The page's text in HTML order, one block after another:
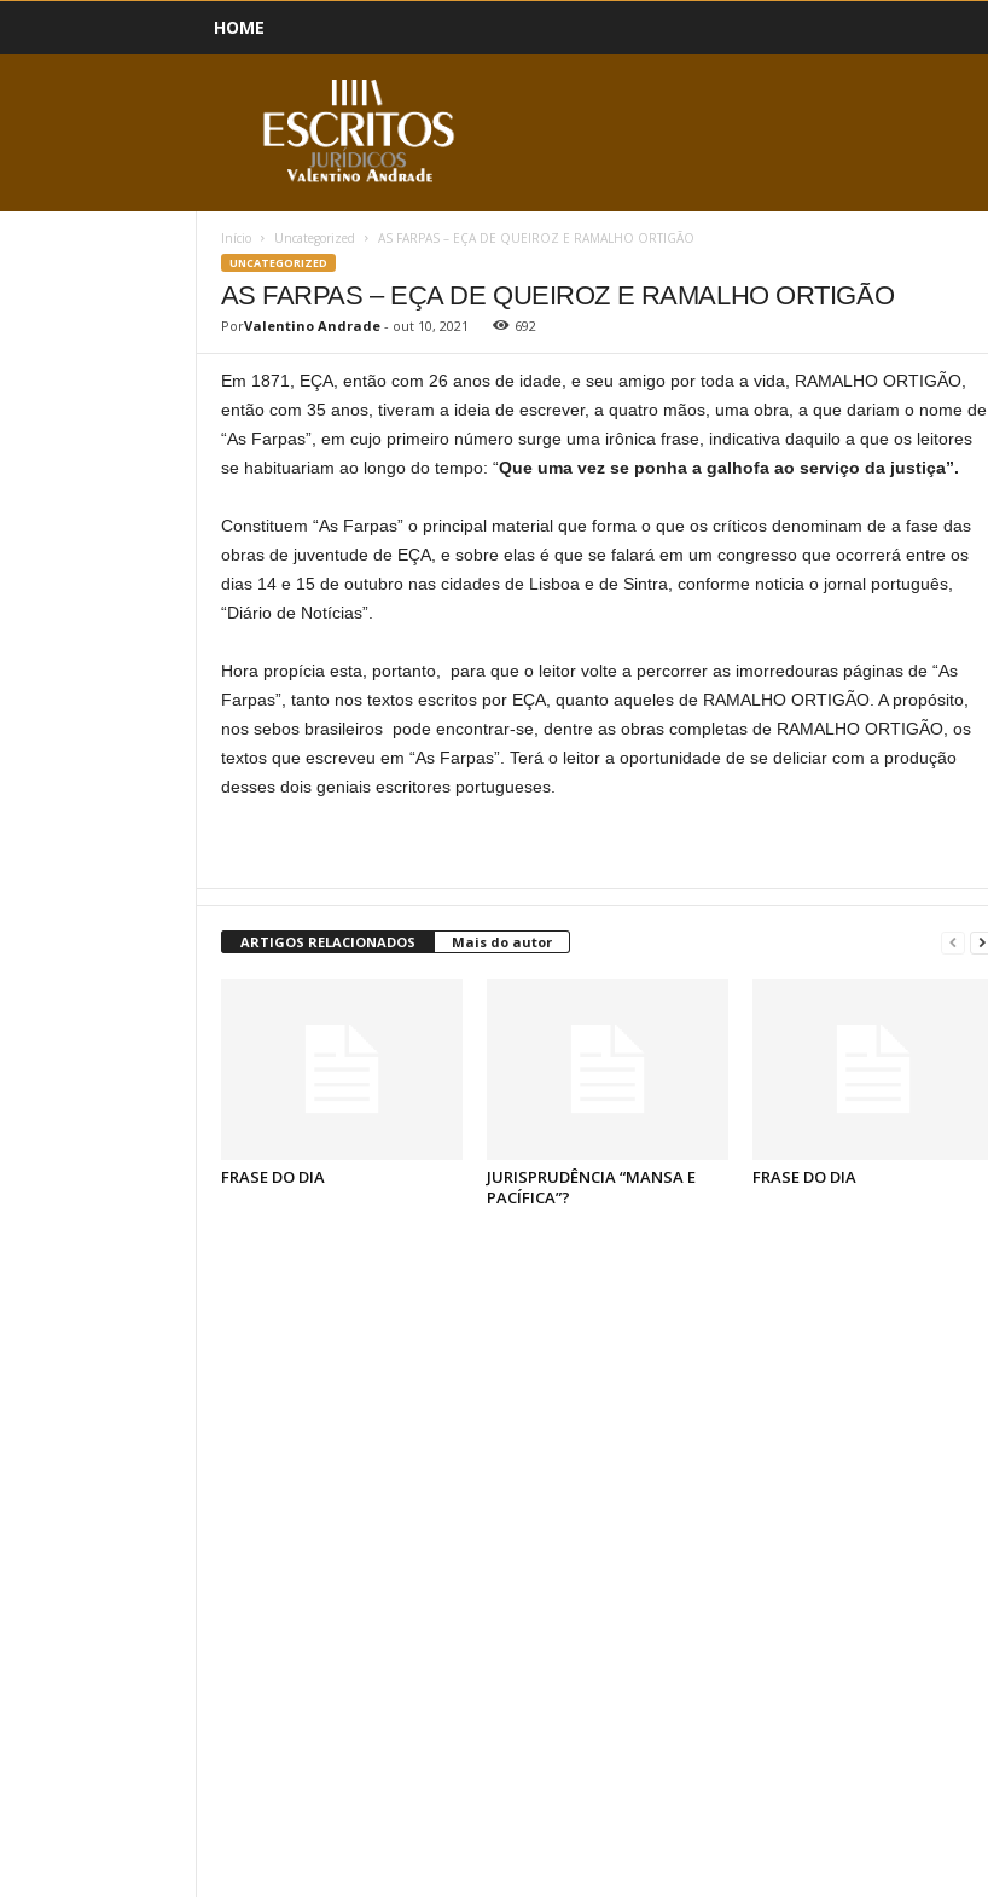
HOME
Início Uncategorized AS FARPAS – EÇA DE QUEIROZ E RAMALHO ORTIGÃO
UNCATEGORIZED
AS FARPAS – EÇA DE QUEIROZ E RAMALHO ORTIGÃO
PorValentino Andrade- out 10, 2021 692
Em 1871, EÇA, então com 26 anos de idade, e seu amigo por toda a vida, RAMALHO ORTIGÃO,
então com 35 anos, tiveram a ideia de escrever, a quatro mãos, uma obra, a que dariam o nome de
“As Farpas”, em cujo primeiro número surge uma irônica frase, indicativa daquilo a que os leitores
se habituariam ao longo do tempo: “Que uma vez se ponha a galhofa ao serviço da justiça”.
Constituem “As Farpas” o principal material que forma o que os críticos denominam de a fase das
obras de juventude de EÇA, e sobre elas é que se falará em um congresso que ocorrerá entre os
dias 14 e 15 de outubro nas cidades de Lisboa e de Sintra, conforme noticia o jornal português,
“Diário de Notícias”.
Hora propícia esta, portanto, para que o leitor volte a percorrer as imorredouras páginas de “As
Farpas”, tanto nos textos escritos por EÇA, quanto aqueles de RAMALHO ORTIGÃO. A propósito,
nos sebos brasileiros pode encontrar-se, dentre as obras completas de RAMALHO ORTIGÃO, os
textos que escreveu em “As Farpas”. Terá o leitor a oportunidade de se deliciar com a produção
desses dois geniais escritores portugueses.
ARTIGOS RELACIONADOS Mais do autor
FRASE DO DIA
JURISPRUDÊNCIA “MANSA E
PACÍFICA”?
FRASE DO DIA